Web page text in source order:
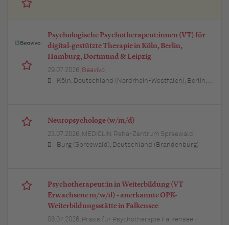
Psychologische Psychotherapeut:innen (VT) für
digital-gestützte Therapie in Köln, Berlin,
Hamburg, Dortmund & Leipzig
29.07.2026, Beavivo
Köln, Deutschland (Nordrhein-Westfalen), Berlin, Deutschland, Hamburg, Deutschland, 25421 Pinneberg, Deutschland (Schleswig-Holstein), Wedel, Deutschland (Schleswig-Holstein), Elmshorn, Deutschland (Schleswig-Holstein), 25451 Quickborn, Deutschland (Schleswig-Holstein), 24568 Kaltenkirchen, Deutschland (Schleswig-Holstein), 25436 Uetersen, Deutschland (Schleswig-Holstein), Ahrensburg, Deutschland (Schleswig-Holstein), 22941 Bargteheide, Deutschland (Schleswig-Holstein), 21465 Reinbek, Deutschland (Schleswig-Holstein), 21614 Buxtehude, Deutschland (Niedersachsen), Stade, Deutschland (Niedersachsen), 21244 Buchholz in der Nordheide, Deutschland (Niedersachsen), 21423 Winsen (Luhe), Deutschland (Niedersachsen), Seevetal, Deutschland (Niedersachsen), Lüneburg, Deutschland (Niedersachsen), Potsdam, Deutschland (Brandenburg), Bernau bei Berlin, Deutschland (Brandenburg), 14974 Ludwigsfelde, Deutschland (Brandenburg), Falkensee, Deutschland (Brandenburg), Königs Wusterhausen, Deutschland (Brandenburg), Bonn, Deutschland (Nordrhein-Westfalen), Düsseldorf, Deutschland (Nordrhein-Westfalen), Leverkusen, Deutschland (Nordrhein-Westfalen), Bergisch Gladbach, Deutschland (Nordrhein-Westfalen), 53721 Siegburg, Deutschland (Nordrhein-Westfalen), 50259 Pulheim, Deutschland (Nordrhein-Westfalen), 50226 Frechen, Deutschland (Nordrhein-Westfalen), 53332 Bornheim, Deutschland (Nordrhein-Westfalen), 50389 Wesseling, Deutschland (Nordrhein-Westfalen), Hürth, Deutschland (Nordrhein-Westfalen), 50321 Brühl, Deutschland (Nordrhein-Westfalen)
Neuropsychologe (w/m/d)
23.07.2026, MEDICLIN Reha-Zentrum Spreewald
Burg (Spreewald), Deutschland (Brandenburg)
Psychotherapeut:in in Weiterbildung (VT
Erwachsene m/w/d) - anerkannte OPK-
Weiterbildungsstätte in Falkensee
06.07.2026, Praxis für Psychotherapie Falkensee -